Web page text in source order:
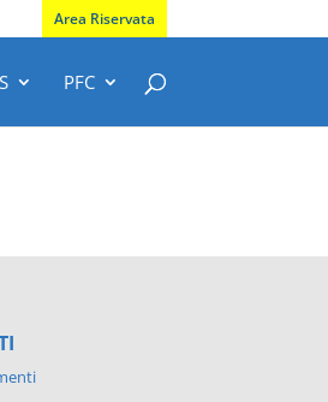
Area Riservata
PFC